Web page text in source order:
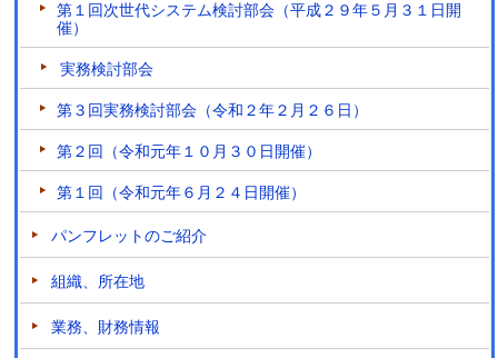
第１回次世代システム検討部会（平成２９年５月３１日開
催）
実務検討部会
第３回実務検討部会（令和２年２月２６日）
第２回（令和元年１０月３０日開催）
第１回（令和元年６月２４日開催）
パンフレットのご紹介
組織、所在地
業務、財務情報